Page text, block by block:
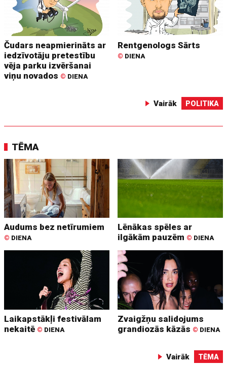
Čudars neapmierināts ar
iedzīvotāju pretestību
vēja parku izvēršanai
viņu novados © DIENA
Rentgenologs Sārts
© DIENA
Vairāk POLITIKA
TĒMA
Audums bez netīrumiem
© DIENA
Lēnākas spēles ar
ilgākām pauzēm © DIENA
Laikapstākļi festivālam
nekaitē © DIENA
Zvaigžņu salidojums
grandiozās kāzās © DIENA
Vairāk TĒMA